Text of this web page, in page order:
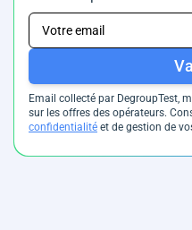
Email collecté par DegroupTest,
sur les offres des opérateurs.
confidentialité et de gestion de